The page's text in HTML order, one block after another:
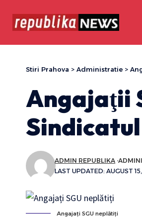
Stiri Prahova > Administratie >
Angajaţii
LAST UPDATED: AUGUST
ADMIN REPUBLIKA
Angajați SGU neplătiți